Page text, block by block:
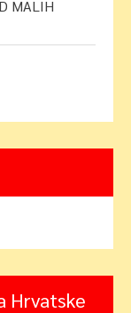
MALIH
Hrvatske